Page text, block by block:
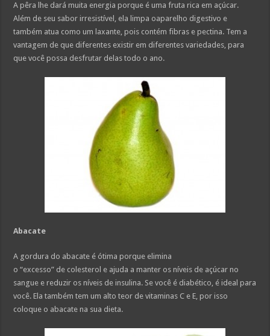
A pêra lhe dará muita energia porque é uma fruta rica em açúcar.
Além de seu sabor irresistível, ela limpa oaparelho digestivo e
também atua como um laxante, pois contém fibras e pectina. Tem a
vantagem de que diferentes existir em diferentes variedades, para
que você possa desfrutar delas todo o ano.
Abacate
A gordura do abacate é ótima porque elimina
o “excesso” de colesterol e ajuda a manter os níveis de açúcar no
sangue e reduzir os níveis de insulina. Se você é diabético, é ideal para
você. Ela também tem um alto teor de vitaminas C e E, por isso
coloque o abacate na sua dieta.